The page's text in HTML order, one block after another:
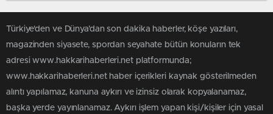
Türkiye'den ve Dünya’dan son dakika haberler, köşe yazıları,
magazinden siyasete, spordan seyahate bütün konuların tek
adresi www.hakkarihaberleri.net platformunda;
www.hakkarihaberleri.net haber içerikleri kaynak gösterilmeden
alıntı yapılamaz, kanuna aykırı ve izinsiz olarak kopyalanamaz,
başka yerde yayınlanamaz. Aykırı işlem yapan kişi/kişiler için yasal